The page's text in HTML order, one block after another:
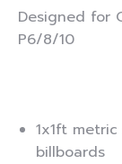
Designed for
P6/8/10
1x1ft
billboards